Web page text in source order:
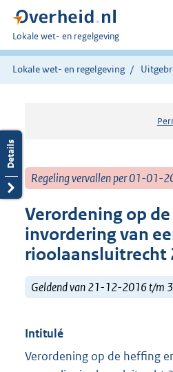
U
bent
hier:
Lokale wet- en regelgeving
Lokale wet- en regelgeving
Regeling vervallen per 01-01-
Verordening op
invordering van
rioolaansluitrecht
Geldend van 21-12-2016 t/m
Intitulé
Verordening op de heffing